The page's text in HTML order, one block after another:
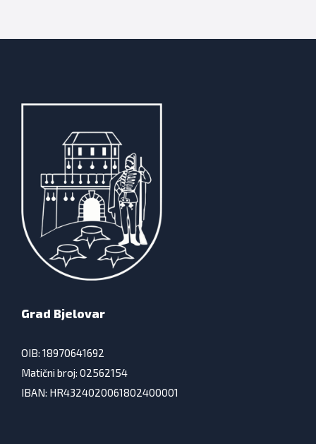
Grad Bjelovar
OIB: 18970641692
Matični broj: 02562154
IBAN: HR4324020061802400001